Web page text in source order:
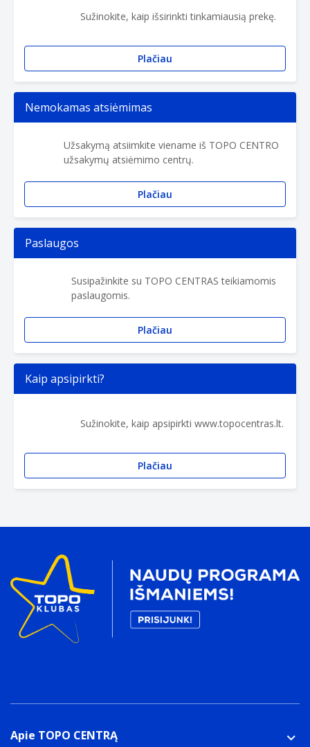
Sužinokite, kaip išsirinkti tinkamiausią prekę.
Plačiau
Nemokamas atsiėmimas
Užsakymą atsiimkite viename iš TOPO CENTRO
užsakymų atsiėmimo centrų.
Plačiau
Paslaugos
Susipažinkite su TOPO CENTRAS teikiamomis
paslaugomis.
Plačiau
Kaip apsipirkti?
Sužinokite, kaip apsipirkti www.topocentras.lt.
Plačiau
Apie TOPO CENTRĄ